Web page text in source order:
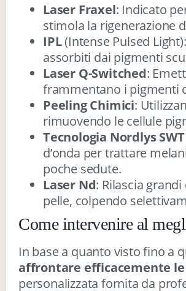
Laser Fraxel: Indicato
stimola la rigenerazione
IPL(Intense Pulsed
assorbiti dai pigmenti
Laser Q-Switched:
frammentano i pigmenti
Peeling Chimici:
rimuovendo le cellule
Tecnologia Nordlys
d’onda per trattare
poche sedute.
Laser Nd: Rilascia
pelle, colpendo
Come intervenire al
In base a quanto visto fino a
affrontare efficacemente
personalizzata fornita da